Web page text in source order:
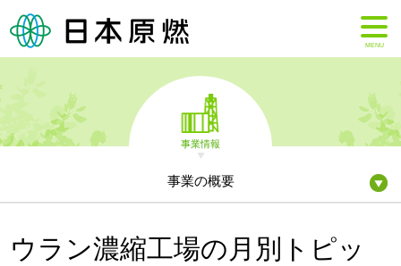
MENU
事業情報
事業の概要
ウラン濃縮工場の月別トピッ